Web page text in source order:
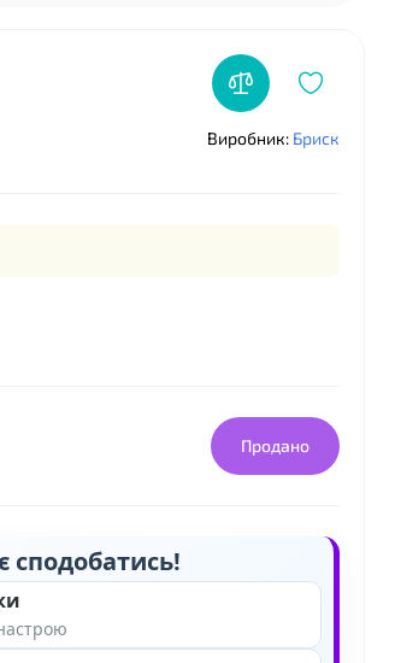
Виробник: Бриск
Продано
сподобатись!